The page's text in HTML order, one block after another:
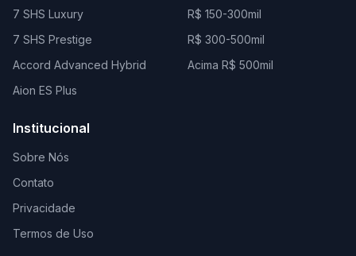
7 SHS Luxury
7 SHS Prestige
Accord Advanced Hybrid
Aion ES Plus
R$ 150-300mil
R$ 300-500mil
Acima R$ 500mil
Institucional
Sobre Nós
Contato
Privacidade
Termos de Uso